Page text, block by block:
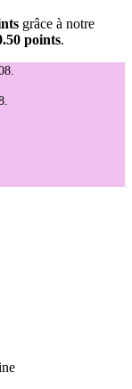
grâce à notre
points.